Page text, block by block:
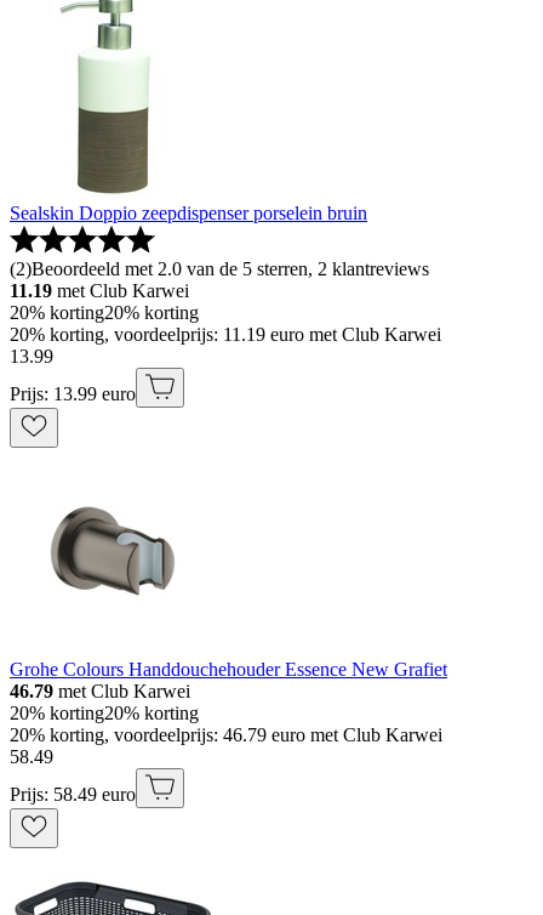
Sealskin Doppio zeepdispenser porselein bruin
(2)Beoordeeld met 2.0 van de 5 sterren, 2 klantreviews
11.19 met Club Karwei
20% korting20% korting
20% korting, voordeelprijs: 11.19 euro met Club Karwei
13.99
Prijs: 13.99 euro
Grohe Colours Handdouchehouder Essence New Grafiet
46.79 met Club Karwei
20% korting20% korting
20% korting, voordeelprijs: 46.79 euro met Club Karwei
58.49
Prijs: 58.49 euro